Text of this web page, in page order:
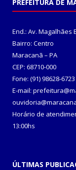
PREFEITURA DE
End.: Av. Magalhães
Bairro: Centro
Maracanã – PA
CEP: 68710-000
Fone: (91) 98628-6723
E-mail:
Horário de
13:00hs
ÚLTIMAS